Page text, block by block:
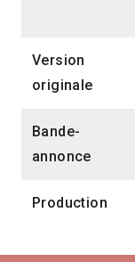
Version
originale
Bande-
annonce
Production